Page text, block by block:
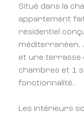
Situé dans la
appartement
résidentiel
méditerranéen.
et une terrasse
chambres et 1
fonctionnalité.
Les intérieurs